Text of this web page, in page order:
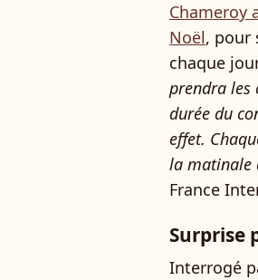
Chameroy
Noël, pour
chaque
prendra les
durée du
effet.
la matinale
France
Surprise
Interrogé